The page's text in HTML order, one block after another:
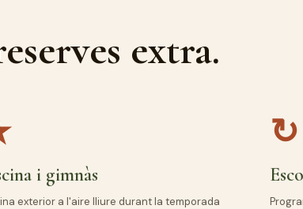
extra.
i gimnàs
exterior a l'aire lliure durant la temporada
↻